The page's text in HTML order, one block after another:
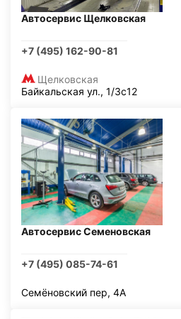
Автосервис Щелковская
+7 (495) 162-90-81
Щелковская
Байкальская ул., 1/3с12
Автосервис Семеновская
+7 (495) 085-74-61
Семёновский пер, 4А